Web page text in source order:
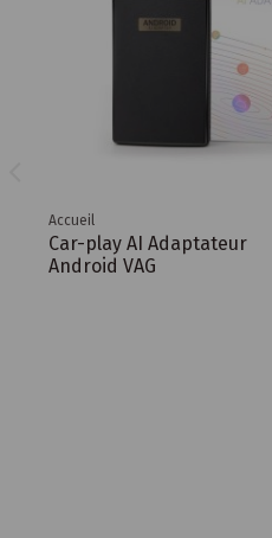
Accueil
Car-play AI Adaptateur
Android VAG